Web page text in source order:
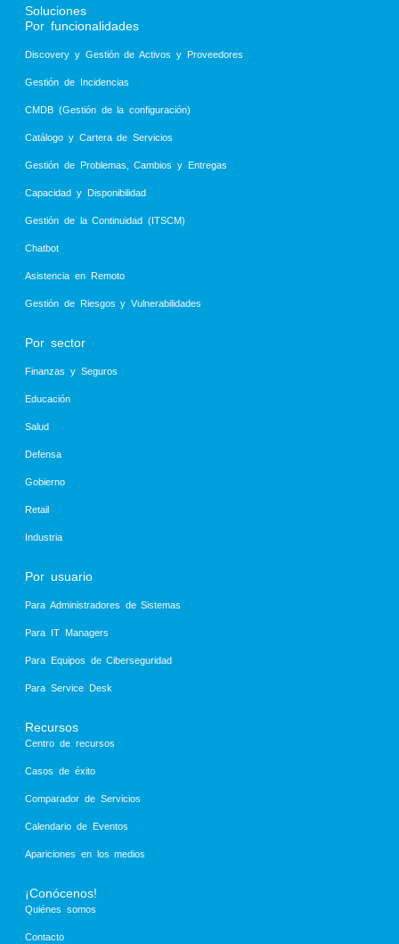
Soluciones
Por funcionalidades
Discovery y Gestión de Activos y Proveedores
Gestión de Incidencias
CMDB (Gestión de la configuración)
Catálogo y Cartera de Servicios
Gestión de Problemas, Cambios y Entregas
Capacidad y Disponibilidad
Gestión de la Continuidad (ITSCM)
Chatbot
Asistencia en Remoto
Gestión de Riesgos y Vulnerabilidades
Por sector
Finanzas y Seguros
Educación
Salud
Defensa
Gobierno
Retail
Industria
Por usuario
Para Administradores de Sistemas
Para IT Managers
Para Equipos de Ciberseguridad
Para Service Desk
Recursos
Centro de recursos
Casos de éxito
Comparador de Servicios
Calendario de Eventos
Apariciones en los medios
¡Conócenos!
Quiénes somos
Contacto